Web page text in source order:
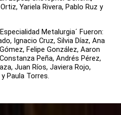
Yariela Rivera, Pablo Ruz y
Metalurgia´ Fueron:
Ignacio Cruz, Silvia Díaz, Ana
Felipe González, Aaron
Peña, Andrés Pérez,
Juan Ríos, Javiera Rojo,
Paula Torres.